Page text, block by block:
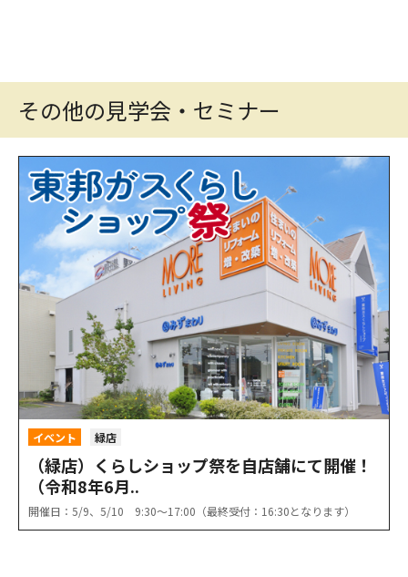
その他の見学会・セミナー
イベント 緑店
（緑店）くらしショップ祭を自店舗にて開催！
（令和8年6月..
開催日：5/9、5/10 9:30〜17:00（最終受付：16:30となります）